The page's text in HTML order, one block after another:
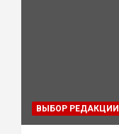
ВЫБОР РЕДАКЦИИ